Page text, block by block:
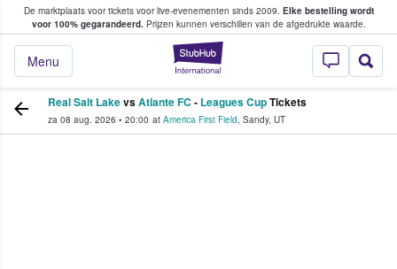
De marktplaats voor tickets voor live-evenementen sinds 2009. Elke bestelling wordt
voor 100% gegarandeerd.Prijzen kunnen verschillen van de afgedrukte waarde.
StubHub: waar
Menu
tickets kopen en verkopen
Real Salt LakevsAtlante FC - Leagues CupTickets
za 08 aug. 2026 • 20:00 at America First Field, Sandy, UT